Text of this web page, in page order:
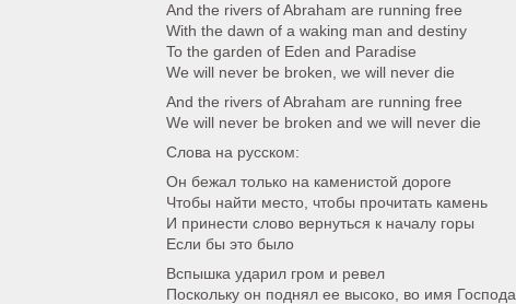
And the rivers of Abraham are running free
With the dawn of a waking man and destiny
To the garden of Eden and Paradise
We will never be broken, we will never die
And the rivers of Abraham are running free
We will never be broken and we will never die
Слова на русском:
Он бежал только на каменистой дороге
Чтобы найти место, чтобы прочитать камень
И принести слово вернуться к началу горы
Если бы это было
Вспышка ударил гром и ревел
Поскольку он поднял ее высоко, во имя Господа